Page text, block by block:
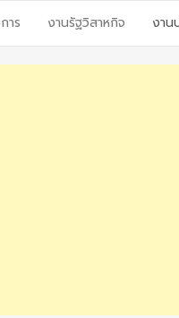
าร งานรัฐวิสาหกิจ งาน